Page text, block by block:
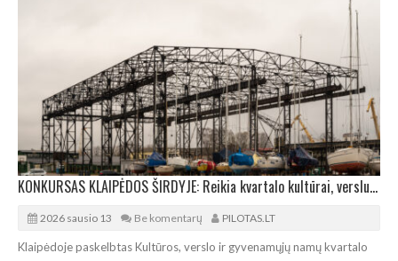
KONKURSAS KLAIPĖDOS ŠIRDYJE: Reikia kvartalo kultūrai, verslui ir gyvenimui
2026 sausio 13 Be komentarų PILOTAS.LT
Klaipėdoje paskelbtas Kultūros, verslo ir gyvenamųjų namų kvartalo